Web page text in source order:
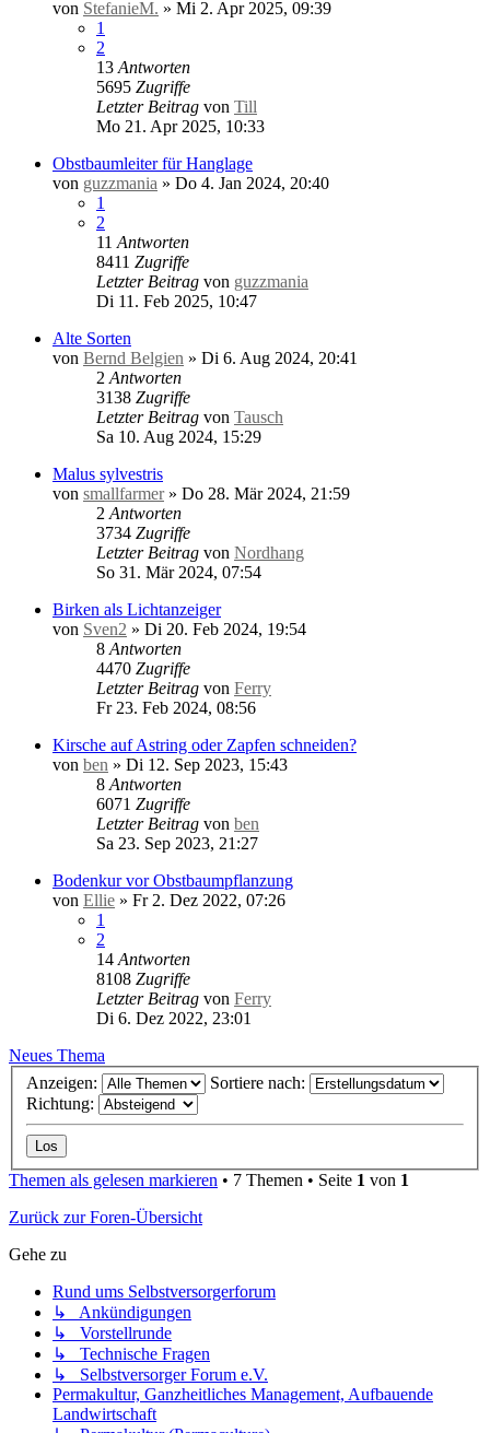
von StefanieM. » Mi 2. Apr 2025, 09:39
1
2
13 Antworten
5695 Zugriffe
Letzter Beitrag von Till
Mo 21. Apr 2025, 10:33
Obstbaumleiter für Hanglage
von guzzmania » Do 4. Jan 2024, 20:40
1
2
11 Antworten
8411 Zugriffe
Letzter Beitrag von guzzmania
Di 11. Feb 2025, 10:47
Alte Sorten
von Bernd Belgien » Di 6. Aug 2024, 20:41
2 Antworten
3138 Zugriffe
Letzter Beitrag von Tausch
Sa 10. Aug 2024, 15:29
Malus sylvestris
von smallfarmer» Do 28. Mär 2024, 21:59
2 Antworten
3734 Zugriffe
Letzter Beitrag von Nordhang
So 31. Mär 2024, 07:54
Birken als Lichtanzeiger
von Sven2 » Di 20. Feb 2024, 19:54
8 Antworten
4470 Zugriffe
Letzter Beitrag von Ferry
Fr 23. Feb 2024, 08:56
Kirsche auf Astring oder Zapfen schneiden?
von ben » Di 12. Sep 2023, 15:43
8 Antworten
6071 Zugriffe
Letzter Beitrag von ben
Sa 23. Sep 2023, 21:27
Bodenkur vor Obstbaumpflanzung
von Ellie » Fr 2. Dez 2022, 07:26
1
2
14 Antworten
8108 Zugriffe
Letzter Beitrag von Ferry
Di 6. Dez 2022, 23:01
Neues Thema
Anzeigen:
Sortiere nach:
Richtung:
Themen als gelesen markieren • 7 Themen • Seite 1 von 1
Zurück zur Foren-Übersicht
Gehe zu
Rund ums Selbstversorgerforum
↳ Ankündigungen
↳ Vorstellrunde
↳ Technische Fragen
↳ Selbstversorger Forum e.V.
Permakultur, Ganzheitliches Management, Aufbauende
Landwirtschaft